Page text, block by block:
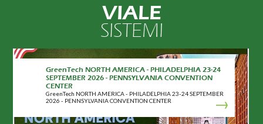
VIALE
SISTEMI
GreenTech NORTH AMERICA - PHILADELPHIA 23-24
SEPTEMBER 2026 - PENNSYLVANIA CONVENTION
CENTER
GreenTech NORTH AMERICA - PHILADELPHIA 23-24 SEPTEMBER
2026 - PENNSYLVANIA CONVENTION CENTER